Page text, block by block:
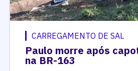
CARREGAMENTO DE SAL
Paulo morre após
na BR-163